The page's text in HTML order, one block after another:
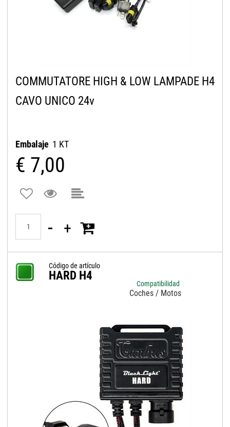
COMMUTATORE HIGH & LOW LAMPADE H4
CAVO UNICO 24v
Embalaje 1 KT
€ 7,00
Código de artículo
HARD H4
Compatibilidad
Coches / Motos